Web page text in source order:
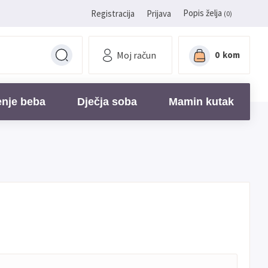
Registracija Prijava Popis želja (0)
Moj račun 0 kom
beba Dječja soba Mamin kutak